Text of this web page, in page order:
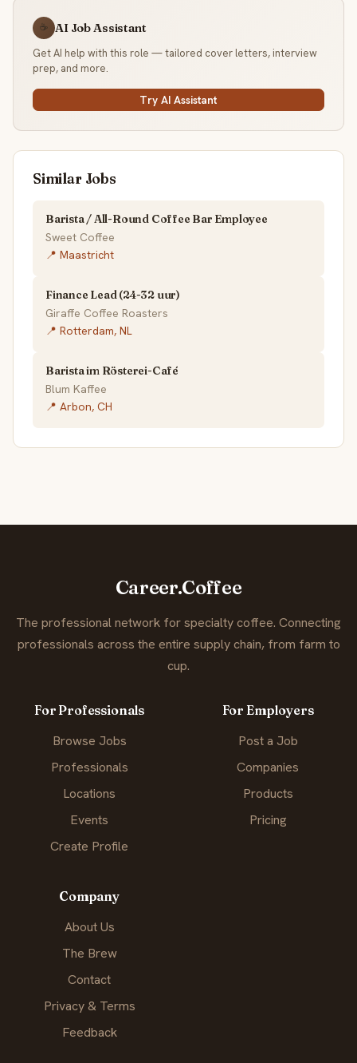
☕ AI Job Assistant
Get AI help with this role — tailored cover letters, interview
prep, and more.
Try AI Assistant
Similar Jobs
Barista / All-Round Coffee Bar Employee
Sweet Coffee
📍 Maastricht
Finance Lead (24-32 uur)
Giraffe Coffee Roasters
📍 Rotterdam, NL
Barista im Rösterei-Café
Blum Kaffee
📍 Arbon, CH
Career.Coffee
The professional network for specialty coffee. Connecting
professionals across the entire supply chain, from farm to
cup.
For Professionals
Browse Jobs
Professionals
Locations
Events
Create Profile
For Employers
Post a Job
Companies
Products
Pricing
Company
About Us
The Brew
Contact
Privacy & Terms
Feedback